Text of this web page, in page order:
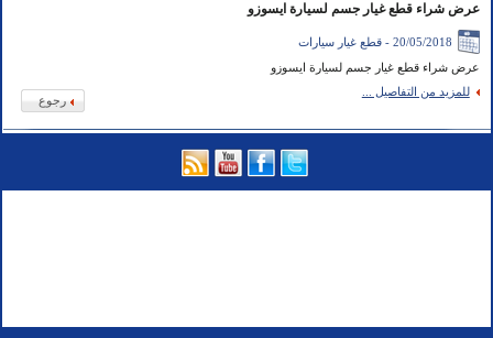
عرض شراء قطع غيار جسم لسيارة ايسوزو
20/05/2018 - قطع غيار سيارات
عرض شراء قطع غيار جسم لسيارة ايسوزو
للمزيد من التفاصيل ...
رجوع